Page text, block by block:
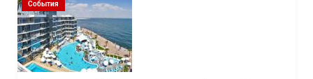
События